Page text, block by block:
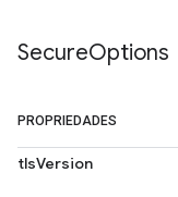
SecureOptions
PROPRIEDADES
tlsVersion